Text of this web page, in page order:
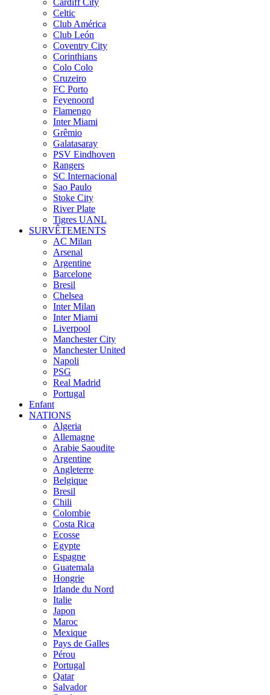
Cardiff City
Celtic
Club América
Club León
Coventry City
Corinthians
Colo Colo
Cruzeiro
FC Porto
Feyenoord
Flamengo
Inter Miami
Grêmio
Galatasaray
PSV Eindhoven
Rangers
SC Internacional
Sao Paulo
Stoke City
River Plate
Tigres UANL
SURVÊTEMENTS
AC Milan
Arsenal
Argentine
Barcelone
Bresil
Chelsea
Inter Milan
Inter Miami
Liverpool
Manchester City
Manchester United
Napoli
PSG
Real Madrid
Portugal
Enfant
NATIONS
Algeria
Allemagne
Arabie Saoudite
Argentine
Angleterre
Belgique
Bresil
Chili
Colombie
Costa Rica
Ecosse
Egypte
Espagne
Guatemala
Hongrie
Irlande du Nord
Italie
Japon
Maroc
Mexique
Pays de Galles
Pérou
Portugal
Qatar
Salvador